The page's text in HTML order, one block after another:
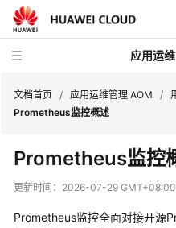
应用运
新
动
文档首页 / 应用运维管理 AOM /
Prometheus监控概述
Prometheus监控
更新时间： 2026-07-29 GMT+08:00
Prometheus监控全面对接开源